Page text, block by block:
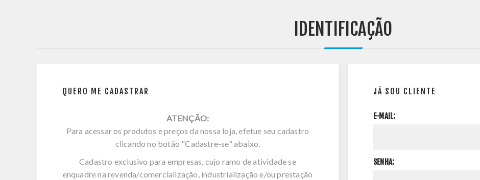
IDENTIFICAÇÃO
QUERO ME CADASTRAR
ATENÇÃO:
Para acessar os produtos e preços da nossa loja, efetue seu cadastro
clicando no botão "Cadastre-se" abaixo.
Cadastro exclusivo para empresas, cujo ramo de atividade se
enquadre na revenda/comercialização, industrialização e/ou prestação
JÁ SOU CLIENTE
E-MAIL:
SENHA: